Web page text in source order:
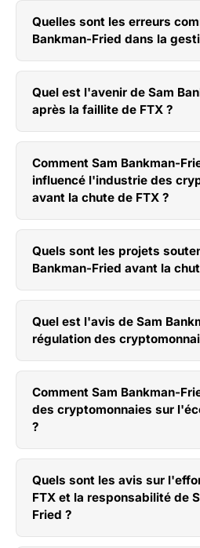
Quelles sont les erreurs
Bankman-Fried dans la
Quel est l'avenir de Sam
après la faillite de FTX ?
Comment Sam Bankman-
influencé l'industrie des
avant la chute de FTX ?
Quels sont les projets
Bankman-Fried avant la
Quel est l'avis de Sam
régulation des
Comment Sam Bankman-
des cryptomonnaies sur
?
Quels sont les avis sur
FTX et la responsabilité de
Fried ?